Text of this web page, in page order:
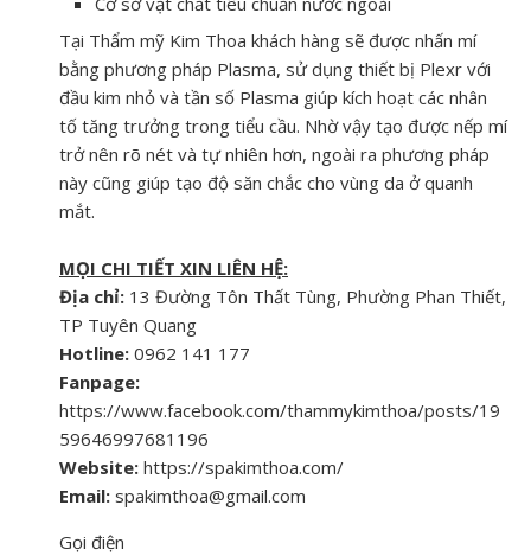
Tại Thẩm mỹ Kim Thoa khách hàng sẽ được nhấn mí
bằng phương pháp Plasma, sử dụng thiết bị Plexr với
đầu kim nhỏ và tần số Plasma giúp kích hoạt các nhân
tố tăng trưởng trong tiểu cầu. Nhờ vậy tạo được nếp mí
trở nên rõ nét và tự nhiên hơn, ngoài ra phương pháp
này cũng giúp tạo độ săn chắc cho vùng da ở quanh
mắt.
MỌI CHI TIẾT XIN LIÊN HỆ:
Địa chỉ: 13 Đường Tôn Thất Tùng, Phường Phan Thiết,
TP Tuyên Quang
Hotline: 0962 141 177
Fanpage:
https://www.facebook.com/thammykimthoa/posts/19
59646997681196
Website: https://spakimthoa.com/
Email: spakimthoa@gmail.com
Gọi điện